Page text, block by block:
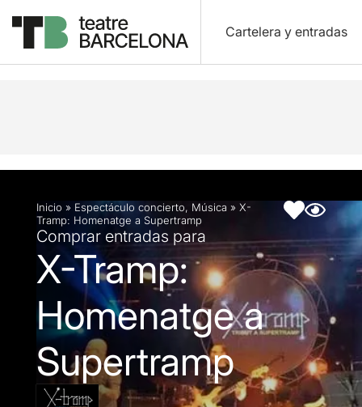
Cartelera y entradas
Descripción Ficha artística
Inicio » Espectáculo concierto, Música » X-
Tramp: Homenatge a Supertramp
Comprar entradas para
X-Tramp:
Homenatge a
Supertramp